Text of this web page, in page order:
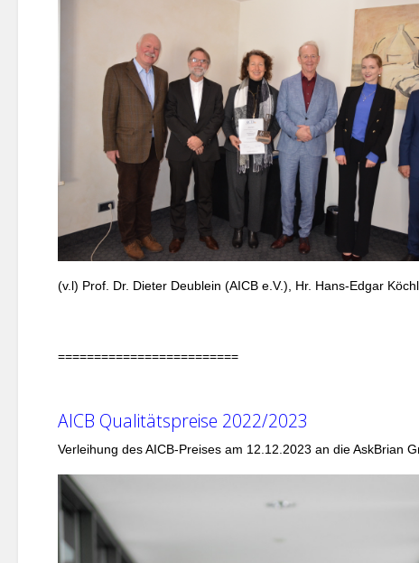
(v.l) Prof. Dr. Dieter Deublein (AICB e.V.), Hr. Hans-Edgar
=========================
AICB Qualitätspreise 2022/2023
Verleihung des AICB-Preises am 12.12.2023 an die AskBrian